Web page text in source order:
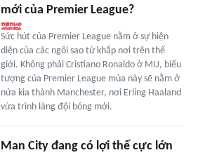
mới của Premier League?
Sức hút của Premier League nằm ở sự hiện
diện của các ngôi sao từ khắp nơi trên thế
giới. Không phải Cristiano Ronaldo ở MU, biểu
tượng của Premier League mùa này sẽ nằm ở
nửa kia thành Manchester, nơi Erling Haaland
vừa trình làng đội bóng mới.
Man City đang có lợi thế cực lớn